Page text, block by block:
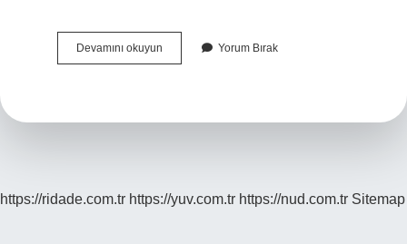
Devamını okuyun
Eş
Yorum Bırak
https://ridade.com.tr https://yuv.com.tr https://nud.com.tr Sitemap